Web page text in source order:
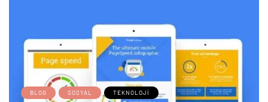
BLOG SOSYAL TEKNOLOJI